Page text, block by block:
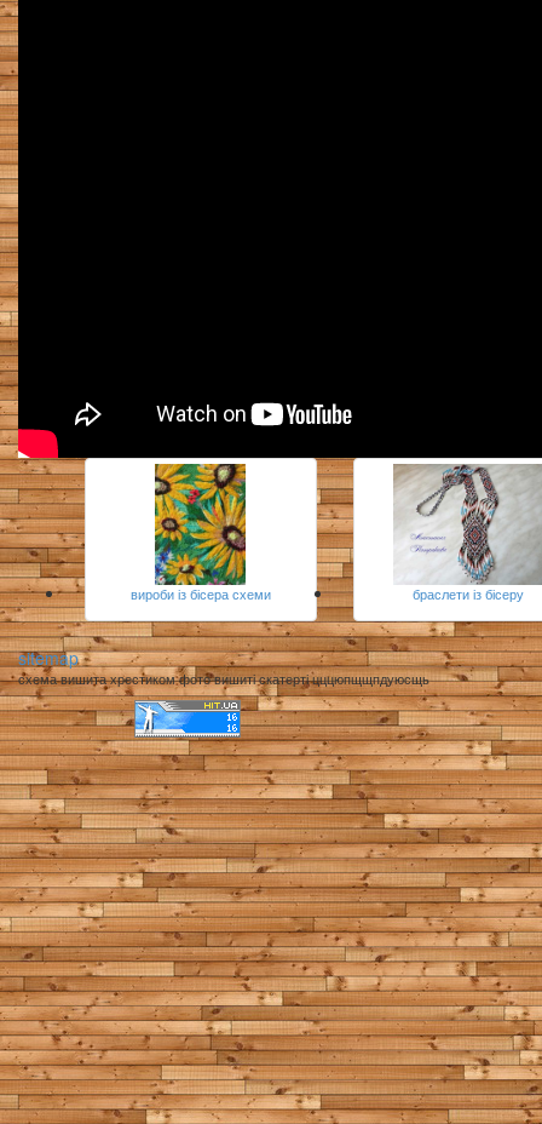
вироби із бісера схеми браслети із бісеру
sitemap
схема вишита хрестиком фото вишиті скатерті цццюпщщпдуюсщь